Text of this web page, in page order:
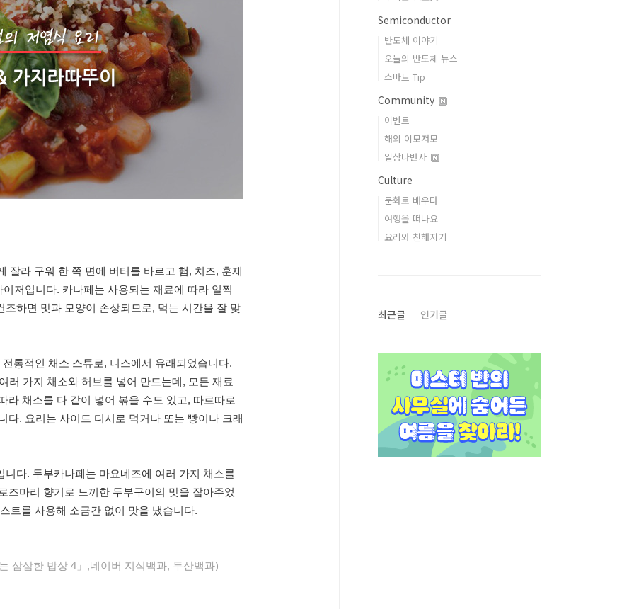
잘라 구워 한 쪽 면에 버터를 바르고 햄, 치즈, 훈제
저입니다. 카나페는 사용되는 재료에 따라 일찍
하면 맛과 모양이 손상되므로, 먹는 시간을 잘 맞
통적인 채소 스튜로, 니스에서 유래되었습니다.
러 가지 채소와 허브를 넣어 만드는데, 모든 재료
라 채소를 다 같이 넣어 볶을 수도 있고, 따로따로
다. 요리는 사이드 디시로 먹거나 또는 빵이나 크래
다. 두부카나페는 마요네즈에 여러 가지 채소를
즈마리 향기로 느끼한 두부구이의 맛을 잡아주었
트를 사용해 소금간 없이 맛을 냈습니다.
삼삼한 밥상 4」,네이버 지식백과, 두산백과)
Semiconductor
반도체 이야기
오늘의 반도체 뉴스
스마트 Tip
Community
이벤트
해외 이모저모
일상다반사
Culture
문화로 배우다
여행을 떠나요
요리와 친해지기
최근글 인기글